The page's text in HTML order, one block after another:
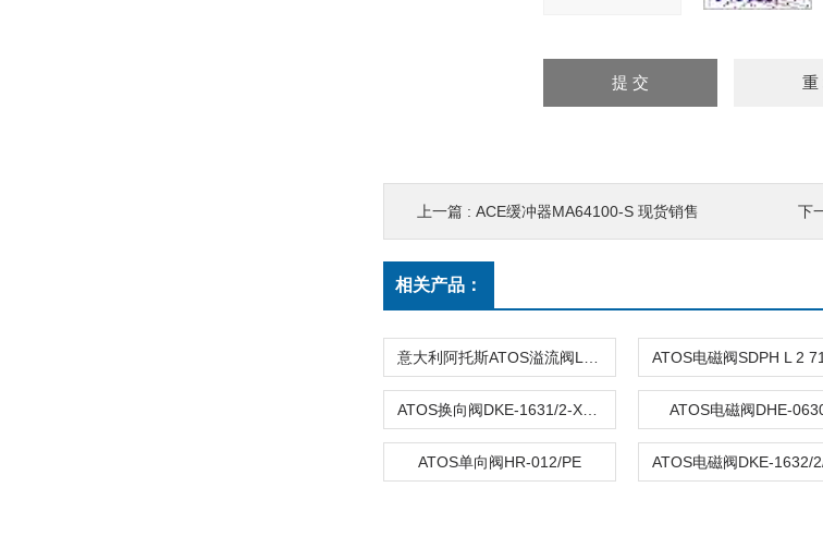
上一篇 : ACE缓冲器MA64100-S 现货销售 下
相关产品：
ATOS电磁阀DHE-
ATOS单向阀HR-012/PE